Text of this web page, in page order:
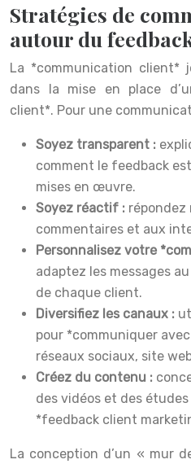
Stratégies de
autour du
La *communication client*
dans la mise en place
client*. Pour une
Soyez transparent :
comment le feedback
mises en œuvre.
Soyez réactif : répondez
commentaires et aux
Personnalisez votre
adaptez les messages
de chaque client.
Diversifiez les canaux :
pour *communiquer
réseaux sociaux, site
Créez du contenu :
des vidéos et des
*feedback client
La conception d’un « mur